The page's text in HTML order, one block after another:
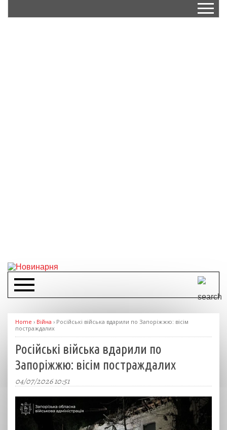
Home › Війна › Російські війська вдарили по Запоріжжю: вісім
постраждалих
Російські війська вдарили по
Запоріжжю: вісім постраждалих
04/07/2026 10:51